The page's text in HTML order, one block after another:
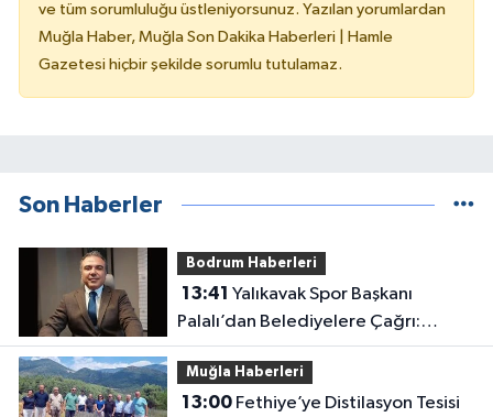
ve tüm sorumluluğu üstleniyorsunuz. Yazılan yorumlardan
Muğla Haber, Muğla Son Dakika Haberleri | Hamle
Gazetesi hiçbir şekilde sorumlu tutulamaz.
Son Haberler
Bodrum Haberleri
13:41
Palalı’dan Belediyelere Çağrı:
“Hukuki Engel mi, Siyasi Tercih mi?”
Muğla Haberleri
13:00Fethiye’ye Distilasyon Tesisi